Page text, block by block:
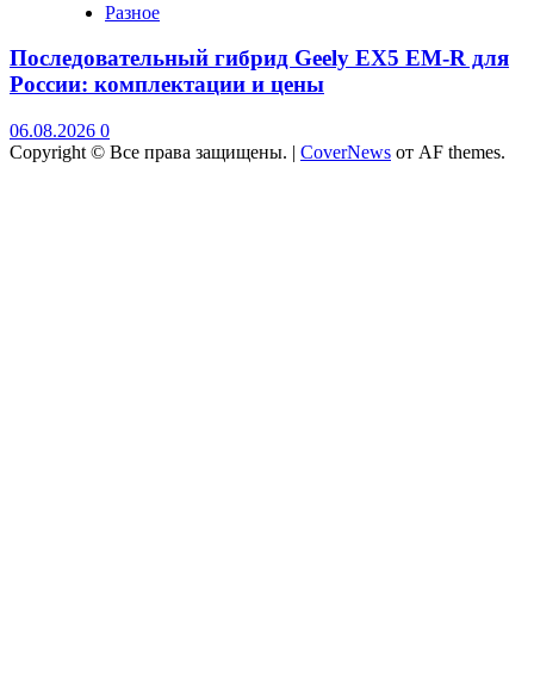
Разное
Последовательный гибрид Geely EX5 EM-R для
России: комплектации и цены
06.08.2026 0
Copyright © Все права защищены. | CoverNews от AF themes.